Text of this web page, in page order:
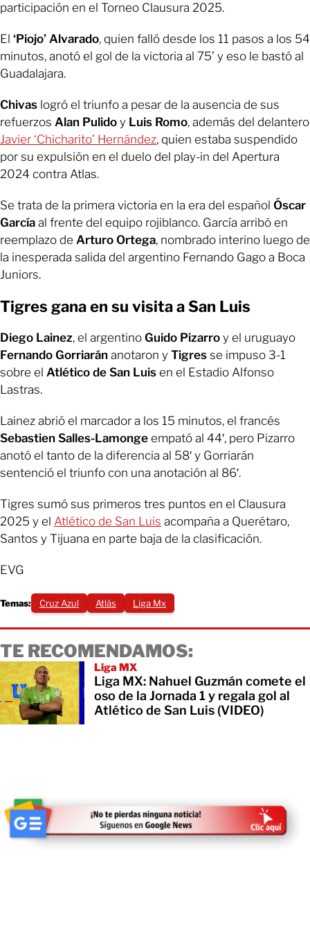
participación en el Torneo Clausura 2025.
El ‘Piojo’ Alvarado, quien falló desde los 11 pasos a los 54
minutos, anotó el gol de la victoria al 75’ y eso le bastó al
Guadalajara.
Chivas logró el triunfo a pesar de la ausencia de sus
refuerzos Alan Pulido y Luis Romo, además del delantero
Javier ‘Chicharito’ Hernández, quien estaba suspendido
por su expulsión en el duelo del play-in del Apertura
2024 contra Atlas.
Se trata de la primera victoria en la era del español Óscar
García al frente del equipo rojiblanco. García arribó en
reemplazo de Arturo Ortega, nombrado interino luego de
la inesperada salida del argentino Fernando Gago a Boca
Juniors.
Tigres gana en su visita a San Luis
Diego Lainez, el argentino Guido Pizarro y el uruguayo
Fernando Gorriarán anotaron y Tigres se impuso 3-1
sobre el Atlético de San Luis en el Estadio Alfonso
Lastras.
Lainez abrió el marcador a los 15 minutos, el francés
Sebastien Salles-Lamonge empató al 44′, pero Pizarro
anotó el tanto de la diferencia al 58′ y Gorriarán
sentenció el triunfo con una anotación al 86′.
Tigres sumó sus primeros tres puntos en el Clausura
2025 y el Atlético de San Luis acompaña a Querétaro,
Santos y Tijuana en parte baja de la clasificación.
EVG
Temas: Cruz Azul Atlás Liga Mx
TE RECOMENDAMOS:
Liga MX
Liga MX: Nahuel Guzmán comete el
oso de la Jornada 1 y regala gol al
Atlético de San Luis (VIDEO)